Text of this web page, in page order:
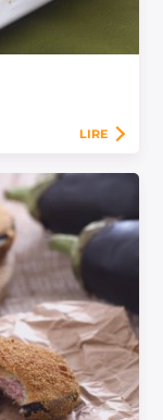
LIRE